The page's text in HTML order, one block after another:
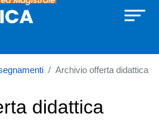
Archivio offerta didattica
didattica